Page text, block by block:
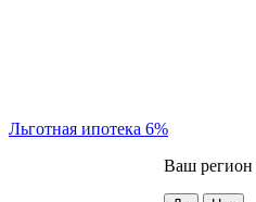
Льготная ипотека 6%
Ваш регион